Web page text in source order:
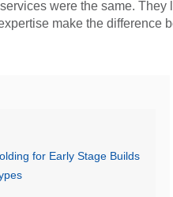
were the same. They
make the difference
for Early Stage Builds